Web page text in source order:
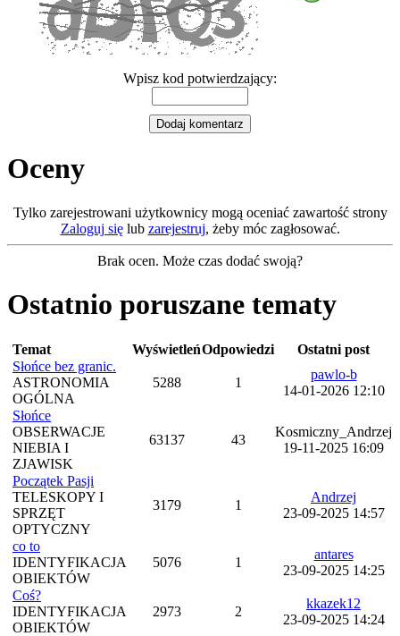
Wpisz kod potwierdzający:
Oceny
Tylko zarejestrowani użytkownicy mogą oceniać zawartość strony
Zaloguj sięlub zarejestruj, żeby móc zagłosować.
Brak ocen. Może czas dodać swoją?
Ostatnio poruszane tematy
Temat WyświetleńOdpowiedzi
Ostatni post
Słońce bez granic.
ASTRONOMIA
OGÓLNA
5288 1
pawlo-b
14-01-2026 12:10
Słońce
OBSERWACJE
NIEBIA I
ZJAWISK
63137 43
Kosmiczny_Andrzej
19-11-2025 16:09
Początek Pasji
TELESKOPY I
SPRZĘT
OPTYCZNY
3179 1
Andrzej
23-09-2025 14:57
co to
IDENTYFIKACJA
OBIEKTÓW
5076 1
antares
23-09-2025 14:25
Coś?
IDENTYFIKACJA
OBIEKTÓW
2973 2
kkazek12
23-09-2025 14:24